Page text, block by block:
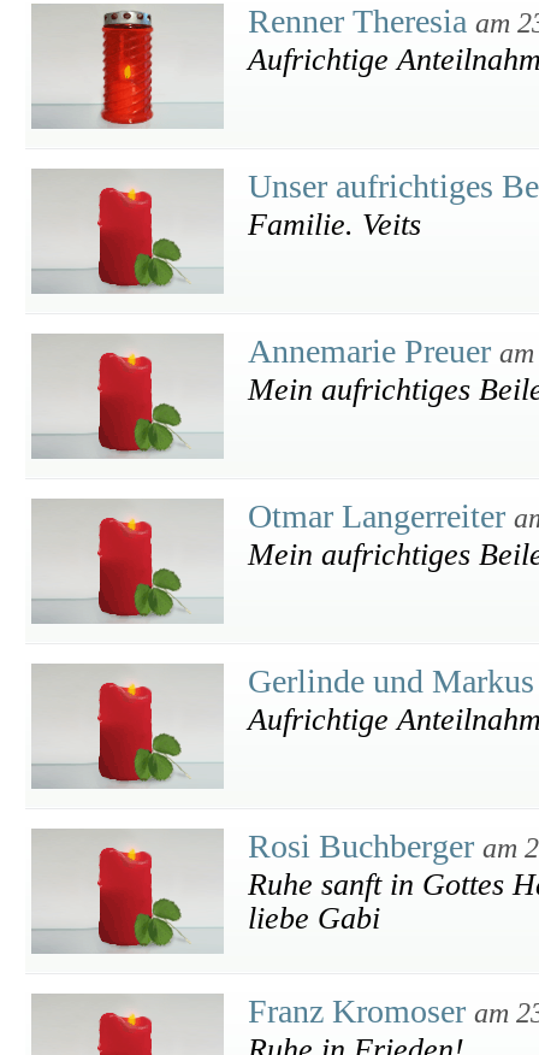
Renner Theresia am
Aufrichtige
Unser aufrichtiges
Familie. Veits
Annemarie Preuer
Mein aufrichtiges
Otmar Langerreiter
Mein aufrichtiges
Gerlinde und
Aufrichtige
Rosi Buchberger am
Ruhe sanft in Gottes
liebe Gabi
Franz Kromoser am